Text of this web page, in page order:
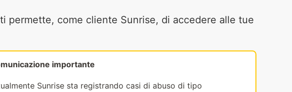
permette, come cliente Sunrise, di accedere alle tue
importante
Sunrise sta registrando casi di abuso di tipo